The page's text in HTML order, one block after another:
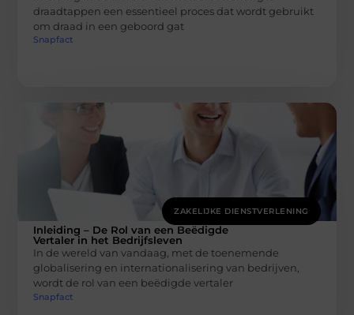
draadtappen een essentieel proces dat wordt gebruikt
om draad in een geboord gat
Snapfact
ZAKELIJKE DIENSTVERLENING
Inleiding – De Rol van een Beëdigde
Vertaler in het Bedrijfsleven
In de wereld van vandaag, met de toenemende
globalisering en internationalisering van bedrijven,
wordt de rol van een beëdigde vertaler
Snapfact